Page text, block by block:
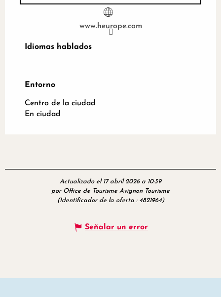
www.heurope.com
Idiomas hablados
Idiomas hablados
Entorno
Entorno
Centro de la ciudad
En ciudad
Actualizado el 17 abril 2026 a 10:39
por Office de Tourisme Avignon Tourisme
(Identificador de la oferta : 4821964)
Señalar un error